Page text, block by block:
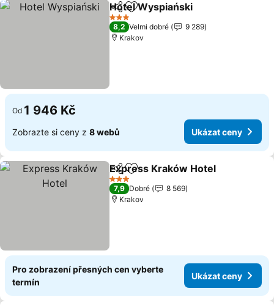
SdíletPřidat na seznam oblíbených
Hotel Wyspiański
3 Počet hvězdiček
8,2 Velmi dobré
9 289
Krakov
Od 1 946 Kč
Zobrazte si ceny z 8 webů Ukázat ceny
SdíletPřidat na seznam oblíbených
Express Kraków Hotel
3 Počet hvězdiček
7,9 Dobré
8 569
Krakov
Pro zobrazení přesných cen vyberte
termín
Ukázat ceny